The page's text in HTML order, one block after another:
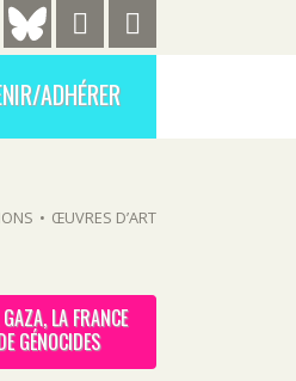
ADHÉRER
• ŒUVRES D’ART
LA FRANCE
GÉNOCIDES